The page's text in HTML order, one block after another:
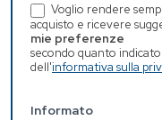
Voglio rendere
acquisto e ricevere
mie preferenze
secondo quanto
dell'informativa sulla
Informato